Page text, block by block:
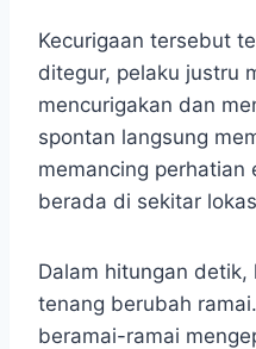
Kecurigaan tersebut
ditegur, pelaku justru
mencurigakan dan
spontan langsung
memancing perhatian
berada di sekitar
Dalam hitungan detik,
tenang berubah
beramai-ramai